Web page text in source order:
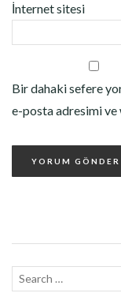
İnternet sitesi
Bir dahaki sefere
e-posta adresimi ve
Search